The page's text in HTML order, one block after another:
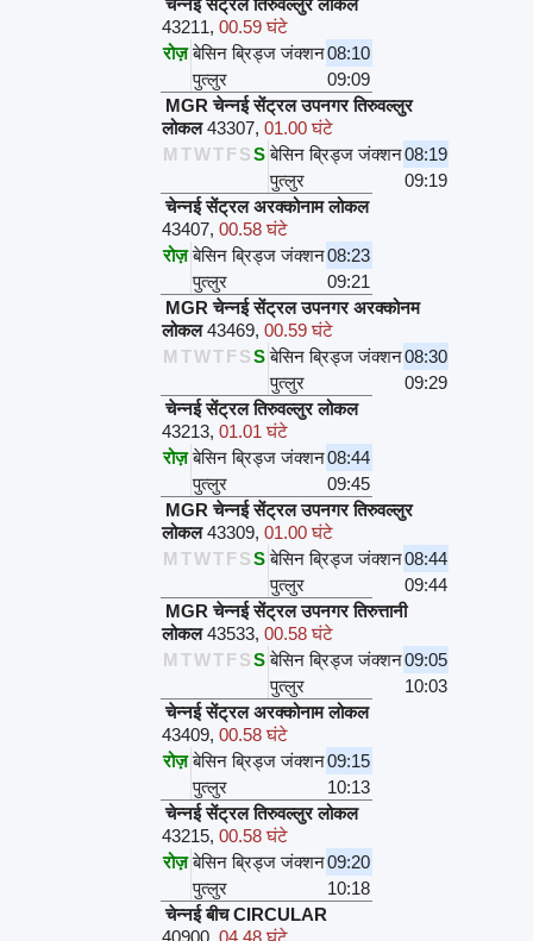
43211, 00.59 घंटे
रोज़ बेसिन ब्रिड्ज जंक्शन08:10
पुत्लुर
09:09
MGR चेन्नई सेंट्रल उपनगर तिरुवल्लुर
लोकल 43307, 01.00 घंटे
M TWTFSS बेसिन ब्रिड्ज जंक्शन08:19
पुत्लुर
09:19
चेन्नई सेंट्रल अरक्कोनाम लोकल
43407, 00.58 घंटे
रोज़ बेसिन ब्रिड्ज जंक्शन08:23
पुत्लुर
09:21
MGR चेन्नई सेंट्रल उपनगर अरक्कोनम
लोकल 43469, 00.59 घंटे
M TWTFSS बेसिन ब्रिड्ज जंक्शन08:30
पुत्लुर
09:29
चेन्नई सेंट्रल तिरुवल्लुर लोकल
43213, 01.01 घंटे
रोज़ बेसिन ब्रिड्ज जंक्शन08:44
पुत्लुर
09:45
MGR चेन्नई सेंट्रल उपनगर तिरुवल्लुर
लोकल 43309, 01.00 घंटे
M TWTFSS बेसिन ब्रिड्ज जंक्शन08:44
पुत्लुर
09:44
MGR चेन्नई सेंट्रल उपनगर तिरुत्तानी
लोकल 43533, 00.58 घंटे
M TWTFSS बेसिन ब्रिड्ज जंक्शन09:05
पुत्लुर
10:03
चेन्नई सेंट्रल अरक्कोनाम लोकल
43409, 00.58 घंटे
रोज़ बेसिन ब्रिड्ज जंक्शन09:15
पुत्लुर
10:13
चेन्नई सेंट्रल तिरुवल्लुर लोकल
43215, 00.58 घंटे
रोज़ बेसिन ब्रिड्ज जंक्शन09:20
पुत्लुर
10:18
चेन्नई बीच CIRCULAR
40900, 04.48 घंटे